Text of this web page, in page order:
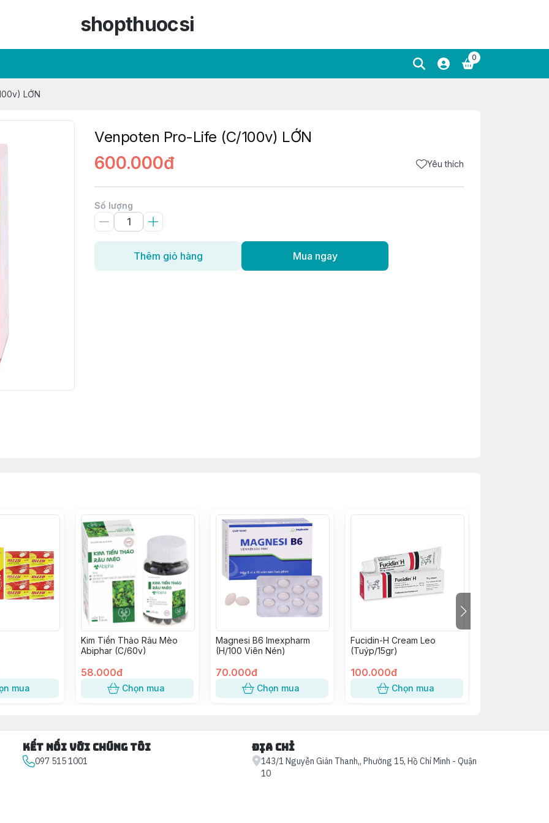
shopthuocsi
0
LỚN
Venpoten Pro-Life (C/100v) LỚN
600.000đ Yêu thích
Số lượng
Thêm giỏ hàng Mua ngay
mua
Kim Tiền Thảo Râu Mèo
Abiphar (C/60v)
58.000đ
Chọn mua
Magnesi B6 Imexpharm
(H/100 Viên Nén)
70.000đ
Chọn mua
Fucidin-H Cream Leo
(Tuýp/15gr)
100.000đ
Chọn mua
Kết nối với chúng tôi
097 515 1001
Địa chỉ
143/1 Nguyễn Giản Thanh,, Phường 15, Hồ Chí Minh - Quận
10